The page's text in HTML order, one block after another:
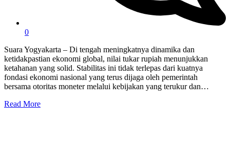
0
Suara Yogyakarta – Di tengah meningkatnya dinamika dan
ketidakpastian ekonomi global, nilai tukar rupiah menunjukkan
ketahanan yang solid. Stabilitas ini tidak terlepas dari kuatnya
fondasi ekonomi nasional yang terus dijaga oleh pemerintah
bersama otoritas moneter melalui kebijakan yang terukur dan…
Read More